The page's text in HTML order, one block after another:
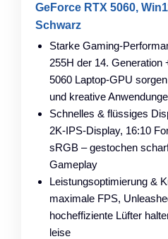
GeForce RTX 5060,
Schwarz
Starke Gaming-
255H der 14.
5060 Laptop-GPU
und kreative
Schnelles & flüssiges
2K-IPS-Display, 16:10
sRGB – gestochen
Gameplay
Leistungsoptimierung &
maximale FPS,
hocheffiziente Lüfter
leise